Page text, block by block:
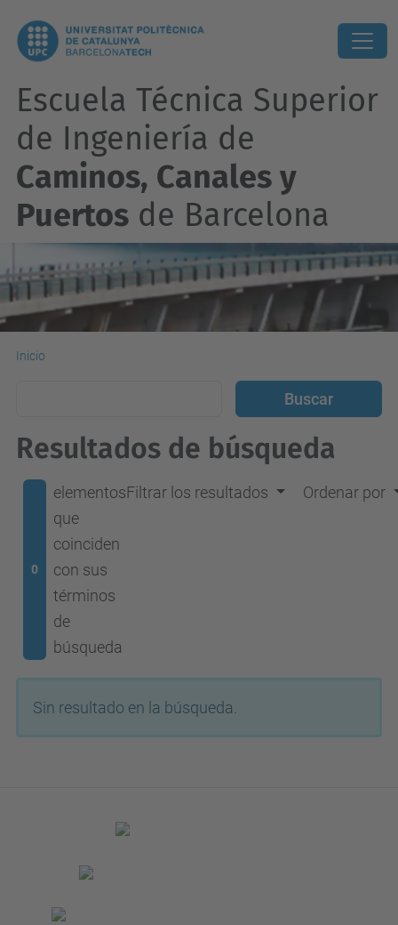
Escuela Técnica Superior
de Ingeniería de
Caminos, Canales y
Puertos de Barcelona
Inicio
Resultados de búsqueda
0
elementos
que
coinciden
con sus
términos
de
búsqueda
Filtrar los resultados Ordenar por
Sin resultado en la búsqueda.